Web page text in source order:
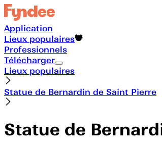
Application
Lieux populaires
Professionnels
Télécharger
Lieux populaires
Statue de Bernardin de Saint Pierre
Statue de